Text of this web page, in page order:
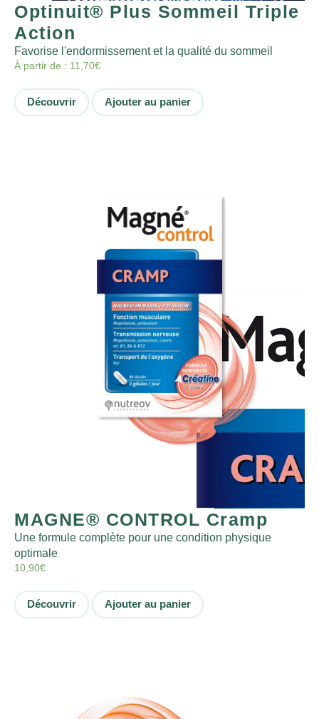
Optinuit® Plus Sommeil Triple
Action
Favorise l'endormissement et la qualité du sommeil
À partir de : 11,70€
Découvrir Ajouter au panier
MAGNE® CONTROL Cramp
Une formule complète pour une condition physique
optimale
10,90€
Découvrir Ajouter au panier